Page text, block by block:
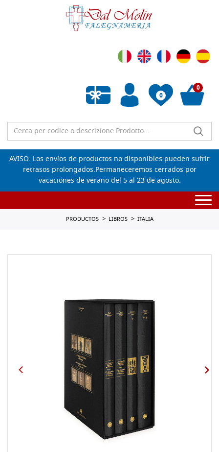
0
Lista de deseos vacía
0
AVISO: Los envíos de productos no disponibles pueden sufrir
retrasos prolongados.Permaneceremos cerrados por
vacaciones de verano del 5 al 23 de agosto.
PRODUCTOS LIBROS ITALIA